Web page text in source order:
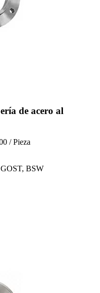
de acero al
/ Pieza
BSW